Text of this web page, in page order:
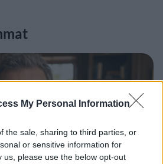
My Personal Information
the sale, sharing to third parties, or
or sensitive information for
us, please use the below opt-out